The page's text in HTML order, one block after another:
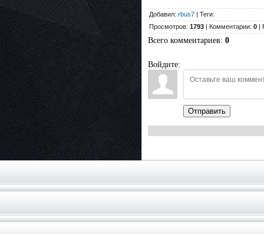
Добавил: rbus7 | Теги:
Просмотров: 1793 | Комментарии: 0 |
Всего комментариев: 0
Войдите:
Отправить